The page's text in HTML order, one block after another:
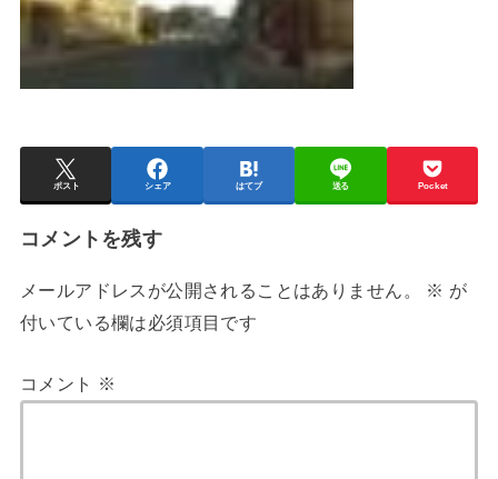
ポスト シェア はてブ 送る Pocket
コメントを残す
メールアドレスが公開されることはありません。 ※ が
付いている欄は必須項目です
コメント ※